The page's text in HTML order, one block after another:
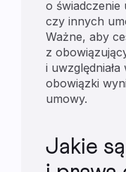
o świadczenie
czy innych
Ważne, aby
z
i
obowiązki
umowy.
Jakie